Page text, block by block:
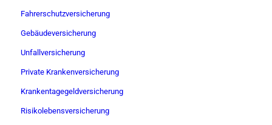
Fahrerschutzversicherung
Gebäudeversicherung
Unfallversicherung
Private Krankenversicherung
Krankentagegeldversicherung
Risikolebensversicherung